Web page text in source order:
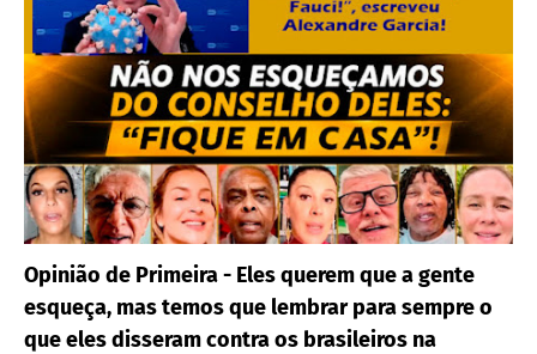
Opinião de Primeira - Eles querem que a gente
esqueça, mas temos que lembrar para sempre o
que eles disseram contra os brasileiros na